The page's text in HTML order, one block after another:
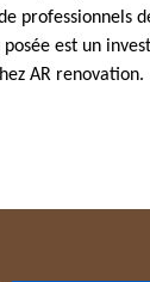
professionnels
est un
AR renovation.